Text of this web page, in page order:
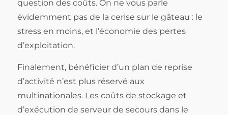
question des coûts. On ne vous parle
évidemment pas de la cerise sur le gâteau : le
stress en moins, et l’économie des pertes
d’exploitation.
Finalement, bénéficier d’un plan de reprise
d’activité n’est plus réservé aux
multinationales. Les coûts de stockage et
d’exécution de serveur de secours dans le